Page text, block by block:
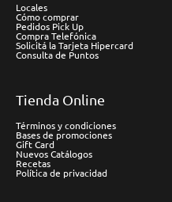
Locales
Cómo comprar
Pedidos Pick Up
Compra Telefónica
Solicitá la Tarjeta Hipercard
Consulta de Puntos
Tienda Online
Términos y condiciones
Bases de promociones
Gift Card
Nuevos Catálogos
Recetas
Política de privacidad